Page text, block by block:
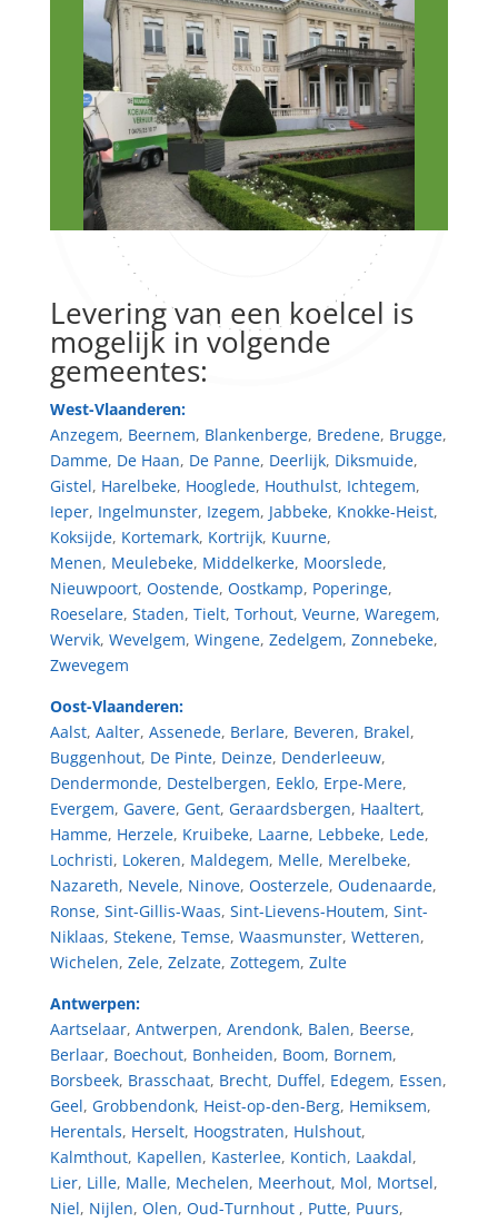
Levering van een koelcel is
mogelijk in volgende
gemeentes:
West-Vlaanderen:
Anzegem, Beernem, Blankenberge, Bredene, Brugge,
Damme, De Haan, De Panne, Deerlijk, Diksmuide,
Gistel, Harelbeke, Hooglede, Houthulst, Ichtegem,
Ieper, Ingelmunster, Izegem, Jabbeke, Knokke-Heist,
Koksijde, Kortemark, Kortrijk, Kuurne,
Menen, Meulebeke, Middelkerke, Moorslede,
Nieuwpoort, Oostende, Oostkamp, Poperinge,
Roeselare, Staden, Tielt, Torhout, Veurne, Waregem,
Wervik, Wevelgem, Wingene, Zedelgem, Zonnebeke,
Zwevegem
Oost-Vlaanderen:
Aalst, Aalter, Assenede, Berlare, Beveren, Brakel,
Buggenhout, De Pinte, Deinze, Denderleeuw,
Dendermonde, Destelbergen, Eeklo, Erpe-Mere,
Evergem, Gavere, Gent, Geraardsbergen, Haaltert,
Hamme, Herzele, Kruibeke, Laarne, Lebbeke, Lede,
Lochristi, Lokeren, Maldegem, Melle, Merelbeke,
Nazareth, Nevele, Ninove, Oosterzele, Oudenaarde,
Ronse, Sint-Gillis-Waas, Sint-Lievens-Houtem, Sint-
Niklaas, Stekene, Temse, Waasmunster, Wetteren,
Wichelen, Zele, Zelzate, Zottegem, Zulte
Antwerpen:
Aartselaar, Antwerpen, Arendonk, Balen, Beerse,
Berlaar, Boechout, Bonheiden, Boom, Bornem,
Borsbeek, Brasschaat, Brecht, Duffel, Edegem, Essen,
Geel, Grobbendonk, Heist-op-den-Berg, Hemiksem,
Herentals, Herselt, Hoogstraten, Hulshout,
Kalmthout, Kapellen, Kasterlee, Kontich, Laakdal,
Lier, Lille, Malle, Mechelen, Meerhout, Mol, Mortsel,
Niel, Nijlen, Olen, Oud-Turnhout , Putte, Puurs,